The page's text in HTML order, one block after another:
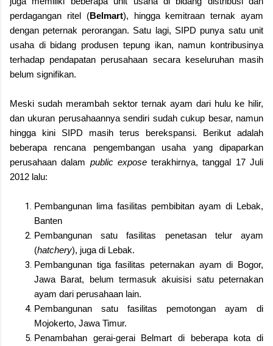
perdagangan ritel (Belmart), hingga kemitraan ternak ayam
dengan peternak perorangan. Satu lagi, SIPD punya satu unit
usaha di bidang produsen tepung ikan, namun kontribusinya
terhadap pendapatan perusahaan secara keseluruhan masih
belum signifikan.
Meski sudah merambah sektor ternak ayam dari hulu ke hilir,
dan ukuran perusahaannya sendiri sudah cukup besar, namun
hingga kini SIPD masih terus berekspansi. Berikut adalah
beberapa rencana pengembangan usaha yang dipaparkan
perusahaan dalam public exposeterakhirnya, tanggal 17 Juli
2012 lalu:
Pembangunan lima fasilitas pembibitan ayam di Lebak,
Banten
Pembangunan satu fasilitas penetasan telur ayam
(hatchery), juga di Lebak.
Pembangunan tiga fasilitas peternakan ayam di Bogor,
Jawa Barat, belum termasuk akuisisi satu peternakan
ayam dari perusahaan lain.
Pembangunan satu fasilitas pemotongan ayam di
Mojokerto, Jawa Timur.
Penambahan gerai-gerai Belmart di beberapa kota di